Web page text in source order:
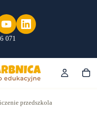
071
przedszkola